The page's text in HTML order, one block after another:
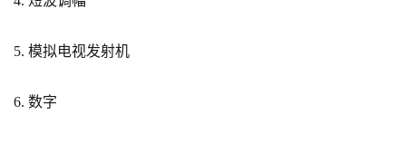
5. 模拟电视发射机
6. 数字